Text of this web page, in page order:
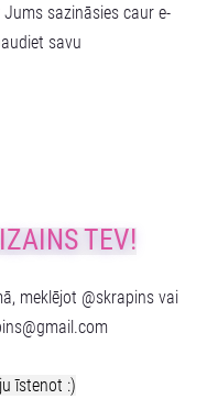
TEV!
meklējot @skrapins vai
īstenot :)
sazināsies caur e-
savu